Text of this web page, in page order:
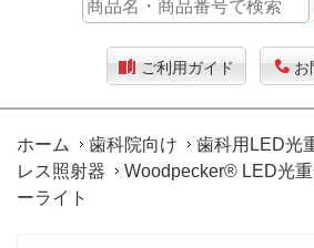
ご利用ガイド お
ホーム 歯科院向け 歯科用LED光
レス照射器
Woodpecker® LED光
ーライト